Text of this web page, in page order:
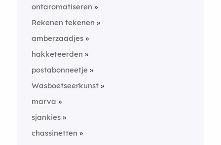
ontaromatiseren
Rekenen tekenen
amberzaadjes
hakketeerden
postabonneetje
Wasboetseerkunst
marva
sjankies
chassinetten